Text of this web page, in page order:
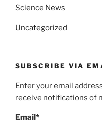
Science News
Uncategorized
SUBSCRIBE VIA
Enter your email
receive notifications of
Email*